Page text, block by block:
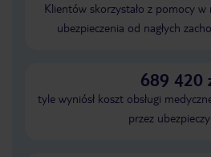
Klientów skorzystało z pomocy
ubezpieczenia od nagłych
689 420
tyle wyniósł koszt obsługi
przez